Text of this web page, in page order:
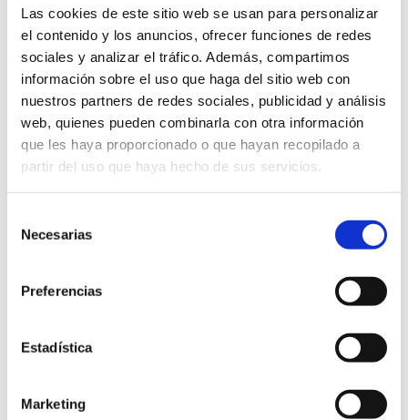
Las cookies de este sitio web se usan para personalizar
el contenido y los anuncios, ofrecer funciones de redes
sociales y analizar el tráfico. Además, compartimos
información sobre el uso que haga del sitio web con
nuestros partners de redes sociales, publicidad y análisis
web, quienes pueden combinarla con otra información
que les haya proporcionado o que hayan recopilado a
partir del uso que haya hecho de sus servicios.
Necesarias
Preferencias
Estadística
Marketing
Curso Etiquetado de Alimentos
Ver más
Curso Etiquetado de Productos Cárnicos